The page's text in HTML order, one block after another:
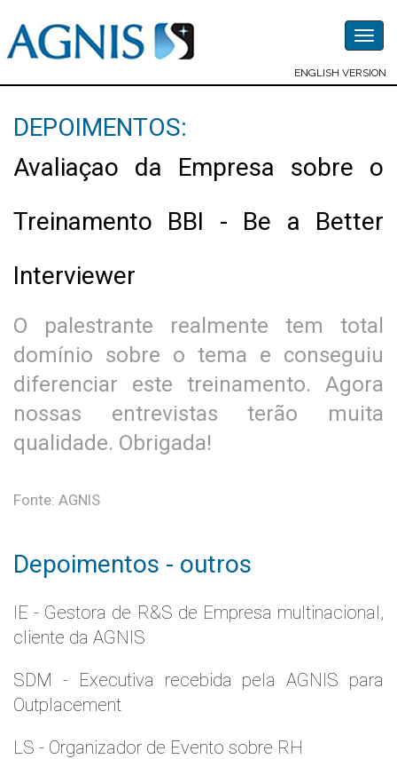
ENGLISH VERSION
DEPOIMENTOS:
Avaliaçao da Empresa sobre o
Treinamento BBI - Be a Better
Interviewer
O palestrante realmente tem total
domínio sobre o tema e conseguiu
diferenciar este treinamento. Agora
nossas entrevistas terão muita
qualidade. Obrigada!
Fonte: AGNIS
Depoimentos - outros
IE - Gestora de R&S de Empresa multinacional,
cliente da AGNIS
SDM - Executiva recebida pela AGNIS para
Outplacement
LS - Organizador de Evento sobre RH